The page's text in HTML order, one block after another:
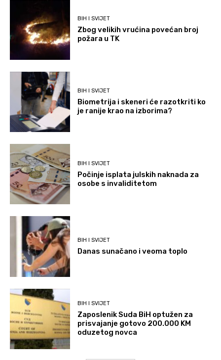
BIH I SVIJET
Zbog velikih vrućina povećan broj
požara u TK
BIH I SVIJET
Biometrija i skeneri će razotkriti ko
je ranije krao na izborima?
BIH I SVIJET
Počinje isplata julskih naknada za
osobe s invaliditetom
BIH I SVIJET
Danas sunačano i veoma toplo
BIH I SVIJET
Zaposlenik Suda BiH optužen za
prisvajanje gotovo 200.000 KM
oduzetog novca